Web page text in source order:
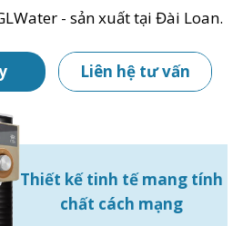
Liên hệ tư vấn
- sản xuất tại Đài Loan.
Thiết kế tinh tế mang tính
chất cách mạng